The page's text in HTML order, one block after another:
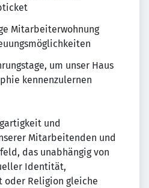
Mitarbeiterwohnung
um unser Haus
kennenzulernen
und
Mitarbeitenden und
das unabhängig von
Identität,
oder Religion gleiche